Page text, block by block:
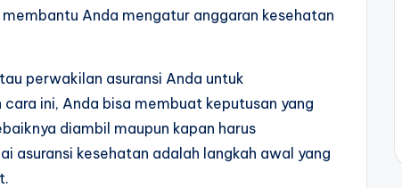
Anda mengatur anggaran kesehatan
perwakilan asuransi Anda untuk
ini, Anda bisa membuat keputusan yang
diambil maupun kapan harus
asuransi kesehatan adalah langkah awal yang